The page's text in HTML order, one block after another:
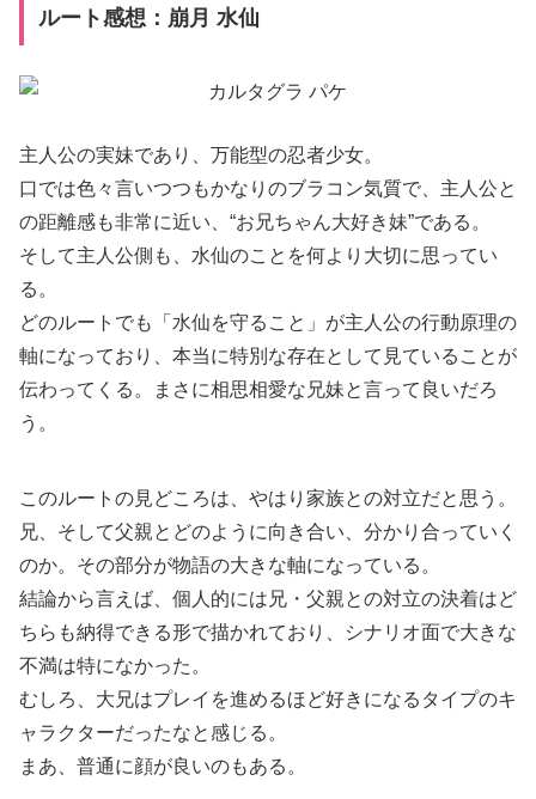
ルート感想：崩月 水仙
主人公の実妹であり、万能型の忍者少女。
口では色々言いつつもかなりのブラコン気質で、主人公と
の距離感も非常に近い、“お兄ちゃん大好き妹”である。
そして主人公側も、水仙のことを何より大切に思ってい
る。
どのルートでも「水仙を守ること」が主人公の行動原理の
軸になっており、本当に特別な存在として見ていることが
伝わってくる。まさに相思相愛な兄妹と言って良いだろ
う。
このルートの見どころは、やはり家族との対立だと思う。
兄、そして父親とどのように向き合い、分かり合っていく
のか。その部分が物語の大きな軸になっている。
結論から言えば、個人的には兄・父親との対立の決着はど
ちらも納得できる形で描かれており、シナリオ面で大きな
不満は特になかった。
むしろ、大兄はプレイを進めるほど好きになるタイプのキ
ャラクターだったなと感じる。
まあ、普通に顔が良いのもある。